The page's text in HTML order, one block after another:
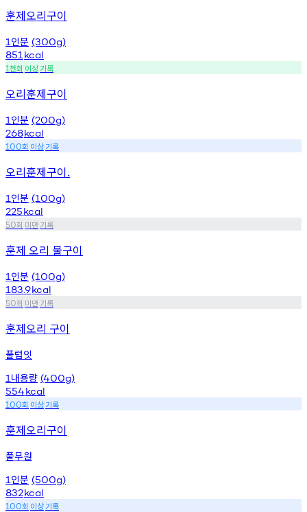
훈제오리구이
1 인분 (300g)
851 kcal
1천회 이상기록
오리훈제구이
1 인분 (200g)
268kcal
100회 이상기록
오리훈제구이.
1 인분 (100g)
225kcal
50회 미만기록
훈제 오리 불구이
1 인분 (100g)
183.9kcal
50회 미만기록
훈제오리 구이
풀럽잇
1 내용량 (400g)
554kcal
100회 이상기록
훈제오리구이
풀무원
1 인분 (500g)
832kcal
100회 이상기록